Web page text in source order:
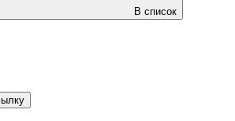
В список